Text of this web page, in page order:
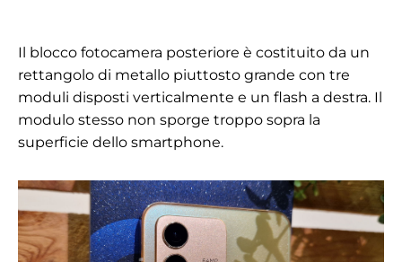
Il blocco fotocamera posteriore è costituito da un
rettangolo di metallo piuttosto grande con tre
moduli disposti verticalmente e un flash a destra. Il
modulo stesso non sporge troppo sopra la
superficie dello smartphone.